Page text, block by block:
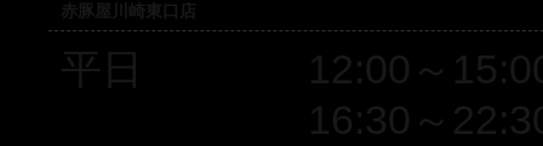
赤豚屋川崎東口店
平日 12:00～
16:30～